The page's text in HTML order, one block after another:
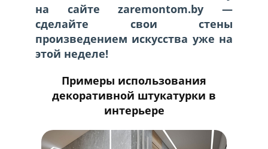
на сайте zaremontom.by —
сделайте свои стены
произведением искусства уже на
этой неделе!
Примеры использования
декоративной штукатурки в
интерьере